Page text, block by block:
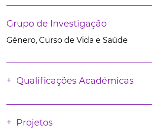
Grupo de Investigação
Género, Curso de Vida e Saúde
Qualificações Académicas
Projetos